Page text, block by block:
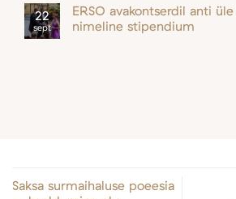
22
sept
ERSO avakontserdil anti
nimeline stipendium
Saksa surmaihaluse poeesia